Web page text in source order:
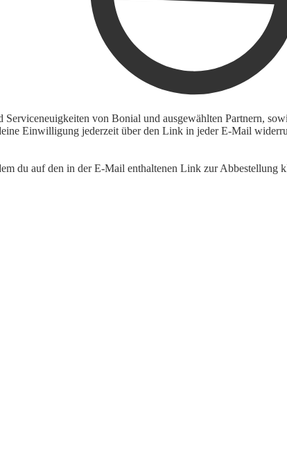
Serviceneuigkeiten von Bonial und ausgewählten Partnern,
Einwilligung jederzeit über den Link in jeder E-Mail
du auf den in der E-Mail enthaltenen Link zur Abbestellung